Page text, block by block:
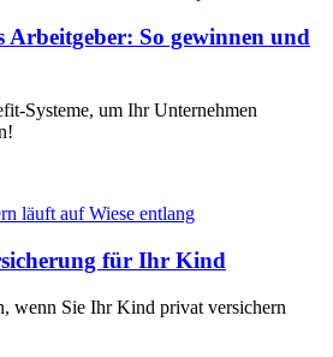
So gewinnen und
Systeme, um Ihr Unternehmen
für Ihr Kind
wenn Sie Ihr Kind privat versichern